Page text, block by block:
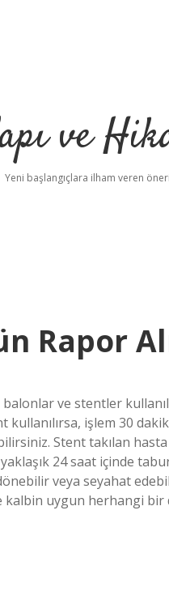
ve
Yeni başlangıçlara ilham veren
Rapor
balonlar ve stentler
işlem 30
Stent takılan hasta
24 saat içinde
veya seyahat
uygun herhangi bir